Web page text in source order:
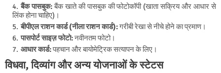
बैंक पासबुक:बैंक खाते की पासबुक की फोटोकॉपी (खाता सक्रिय और आधार से
लिंक होना चाहिए)।
बीपीएल राशन कार्ड (नीला राशन कार्ड):गरीबी रेखा से नीचे होने का प्रमाण।
पासपोर्ट साइज़ फोटो:नवीनतम फोटो।
आधार कार्ड:पहचान और बायोमेट्रिक सत्यापन के लिए।
विधवा, दिव्यांग और अन्य योजनाओं के स्टेटस